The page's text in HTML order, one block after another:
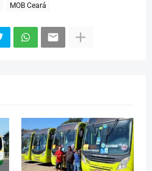
MOB Ceará